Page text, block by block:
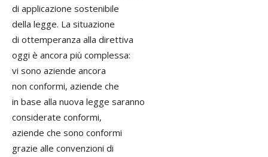
di applicazione sostenibile
della legge. La situazione
di ottemperanza alla direttiva
oggi è ancora più complessa:
vi sono aziende ancora
non conformi, aziende che
in base alla nuova legge saranno
considerate conformi,
aziende che sono conformi
grazie alle convenzioni di